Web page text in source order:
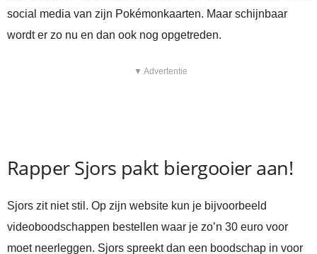
social media van zijn Pokémonkaarten. Maar schijnbaar
wordt er zo nu en dan ook nog opgetreden.
▼ Advertentie
Rapper Sjors pakt biergooier aan!
Sjors zit niet stil. Op zijn website kun je bijvoorbeeld
videoboodschappen bestellen waar je zo’n 30 euro voor
moet neerleggen. Sjors spreekt dan een boodschap in voor